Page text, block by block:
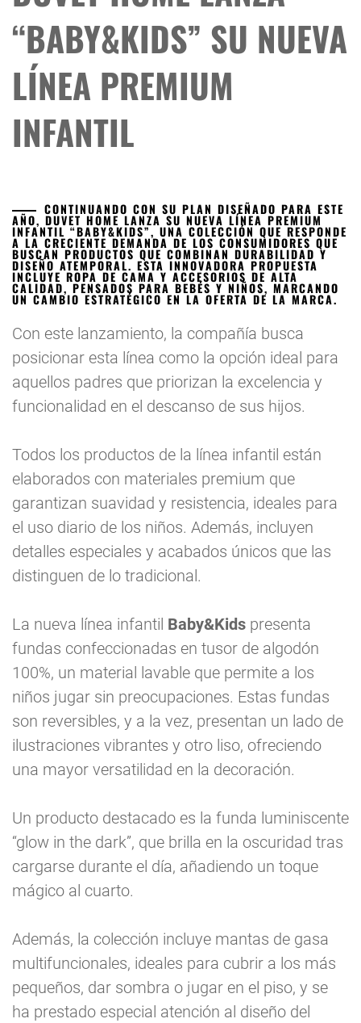
“BABY&KIDS” SU NUEVA
LÍNEA PREMIUM
INFANTIL
CONTINUANDO CON SU PLAN DISEÑADO PARA ESTE
AÑO, DUVET HOME LANZA SU NUEVA LÍNEA PREMIUM
INFANTIL “BABY&KIDS”, UNA COLECCIÓN QUE RESPONDE
A LA CRECIENTE DEMANDA DE LOS CONSUMIDORES QUE
BUSCAN PRODUCTOS QUE COMBINAN DURABILIDAD Y
DISEÑO ATEMPORAL. ESTA INNOVADORA PROPUESTA
INCLUYE ROPA DE CAMA Y ACCESORIOS DE ALTA
CALIDAD, PENSADOS PARA BEBÉS Y NIÑOS, MARCANDO
UN CAMBIO ESTRATÉGICO EN LA OFERTA DE LA MARCA.
Con este lanzamiento, la compañía busca
posicionar esta línea como la opción ideal para
aquellos padres que priorizan la excelencia y
funcionalidad en el descanso de sus hijos.
Todos los productos de la línea infantil están
elaborados con materiales premium que
garantizan suavidad y resistencia, ideales para
el uso diario de los niños. Además, incluyen
detalles especiales y acabados únicos que las
distinguen de lo tradicional.
La nueva línea infantil Baby&Kids presenta
fundas confeccionadas en tusor de algodón
100%, un material lavable que permite a los
niños jugar sin preocupaciones. Estas fundas
son reversibles, y a la vez, presentan un lado de
ilustraciones vibrantes y otro liso, ofreciendo
una mayor versatilidad en la decoración.
Un producto destacado es la funda luminiscente
“glow in the dark”, que brilla en la oscuridad tras
cargarse durante el día, añadiendo un toque
mágico al cuarto.
Además, la colección incluye mantas de gasa
multifuncionales, ideales para cubrir a los más
pequeños, dar sombra o jugar en el piso, y se
ha prestado especial atención al diseño del